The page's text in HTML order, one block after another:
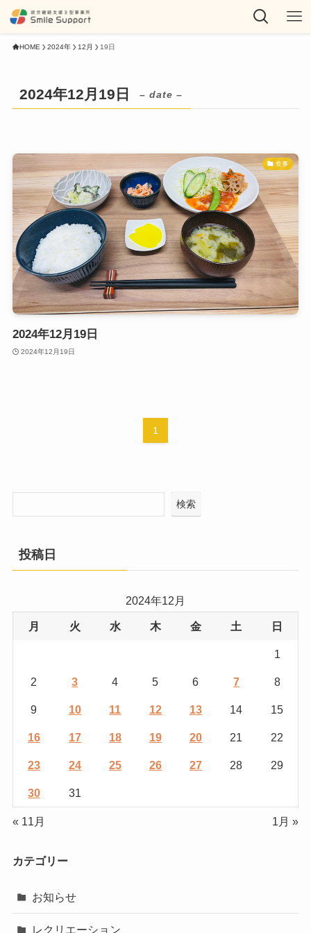
HOME 2024年 12月 19日
2024年12月19日 – date –
食事
2024年12月19日
2024年12月19日
1
検索
投稿日
2024年12月
月 火 水 木 金 土 日
1
2 3 4 5 6 7 8
9 10 11 12 13 14 15
16 17 18 19 20 21 22
23 24 25 26 27 28 29
30 31
« 11月 1月 »
カテゴリー
お知らせ
レクリエーション